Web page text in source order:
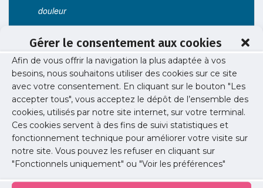
Gérer le consentement aux cookies
Afin de vous offrir la navigation la plus adaptée à vos
besoins, nous souhaitons utiliser des cookies sur ce site
avec votre consentement. En cliquant sur le bouton "Les
accepter tous", vous acceptez le dépôt de l’ensemble des
cookies, utilisés par notre site internet, sur votre terminal.
Ces cookies servent à des fins de suivi statistiques et
fonctionnement technique pour améliorer votre visite sur
notre site. Vous pouvez les refuser en cliquant sur
"Fonctionnels uniquement" ou "Voir les préférences"
douleur
Santé publique
Prise en charge de la douleur en Ile-de-
France – Webinaire
(Re)visionner le webinaire sur le thème de la
douleur
Lire l'article